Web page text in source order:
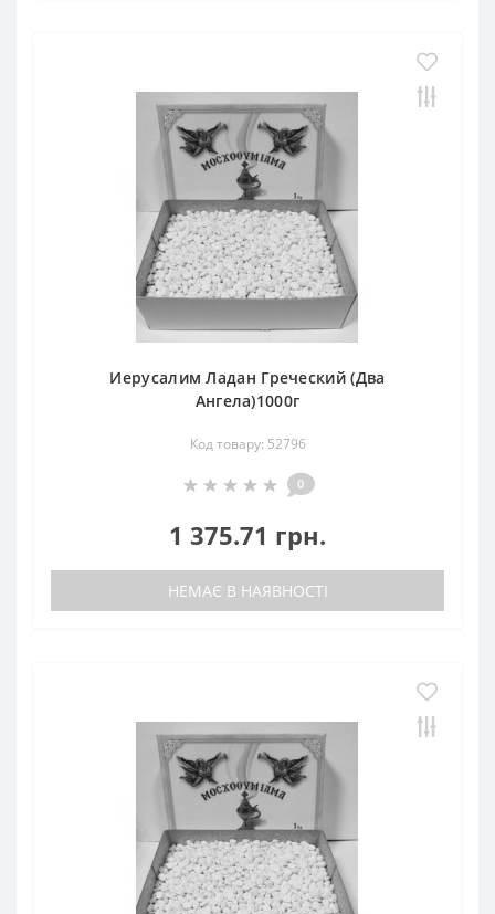
Иерусалим Ладан Греческий (Два
Ангела)1000г
Код товару: 52796
0
1 375.71 грн.
НЕМАЄ В НАЯВНОСТІ